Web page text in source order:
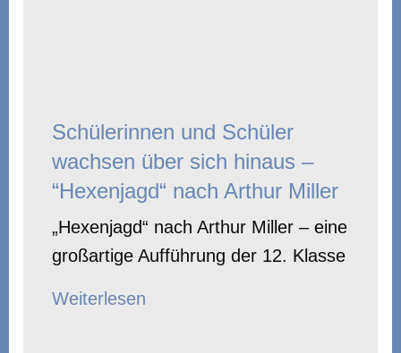
Schülerinnen und Schüler
wachsen über sich hinaus –
“Hexenjagd“ nach Arthur Miller
„Hexenjagd“ nach Arthur Miller – eine
großartige Aufführung der 12. Klasse
Weiterlesen